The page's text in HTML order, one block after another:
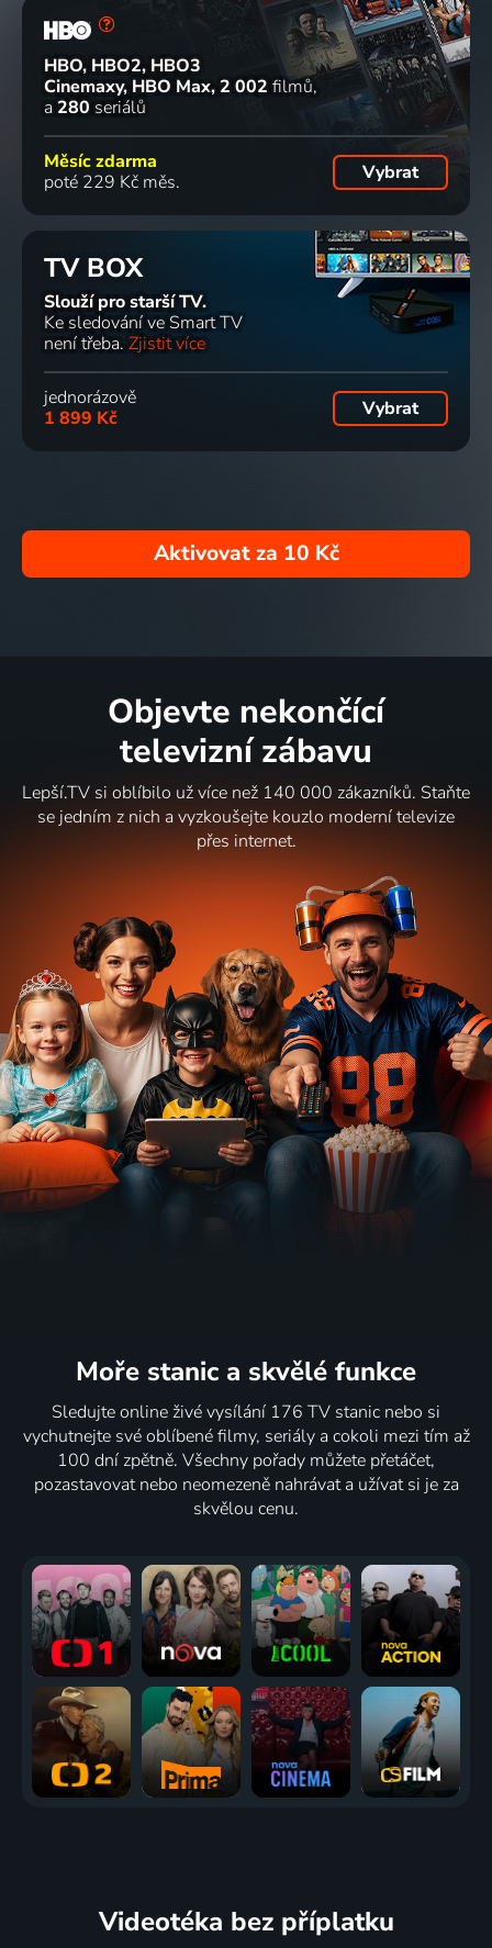
HBO, HBO2, HBO3
Cinemaxy, HBO Max 2 002 filmů
a 280 seriálů
Měsíc zdarma
poté 229 Kč měs.
Vybrat
TV BOX
Slouží pro starší TV.
Ke sledování ve Smart TV
není třeba. Zjistit více
jednorázově
1 899 Kč
Vybrat
Aktivovat za 10 Kč
Objevte nekončící
televizní zábavu
Lepší.TV si oblíbilo už více než 140 000 zákazníků. Staňte
se jedním z nich a vyzkoušejte kouzlo moderní televize
přes internet.
Moře stanic a skvělé funkce
Sledujte online živé vysílání 176 TV stanic nebo si
vychutnejte své oblíbené filmy, seriály a cokoli mezi tím až
100 dní zpětně. Všechny pořady můžete přetáčet,
pozastavovat nebo neomezeně nahrávat a užívat si je za
skvělou cenu.
Videotéka bez příplatku